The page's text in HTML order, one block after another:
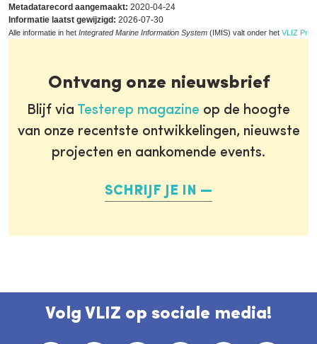
Metadatarecord aangemaakt: 2020-04-24
Informatie laatst gewijzigd: 2026-07-30
Alle informatie in het Integrated Marine Information System (IMIS) valt onder het VLIZ
Ontvang onze nieuwsbrief
Blijf via Testerep magazine op de hoogte
van onze recentste ontwikkelingen, nieuwste
projecten en aankomende events.
SCHRIJF JE IN
Volg VLIZ op sociale media!